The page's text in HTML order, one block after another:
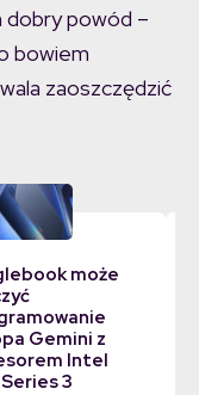
dobry powód –
bowiem
zaoszczędzić
może
Gemini z
Intel
3